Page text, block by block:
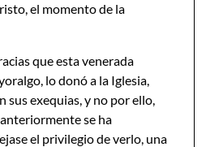
el momento de la
que esta venerada
lo donó a la Iglesia,
sus exequias, y no por ello,
se ha
el privilegio de verlo, una